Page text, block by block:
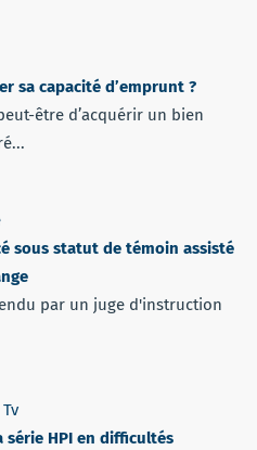
sa capacité d’emprunt ?
être d’acquérir un bien
sous statut de témoin assisté
par un juge d'instruction
série HPI en difficultés